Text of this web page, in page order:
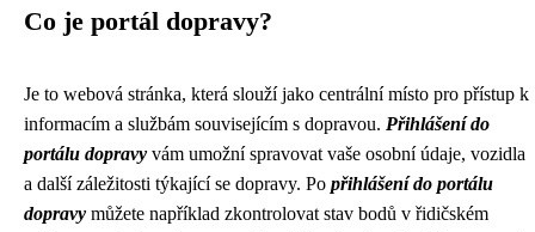
Co je portál dopravy?
Je to webová stránka, která slouží jako centrální místo pro přístup k
informacím a službám souvisejícím s dopravou. Přihlášení do
portálu dopravy vám umožní spravovat vaše osobní údaje, vozidla
a další záležitosti týkající se dopravy. Po přihlášení do portálu
dopravy můžete například zkontrolovat stav bodů v řidičském